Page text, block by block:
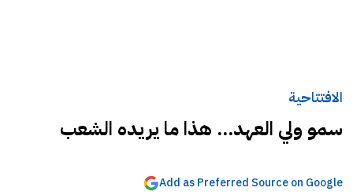
الافتتاحية
سمو ولي العهد... هذا ما يريده الشعب
Add as Preferred Source on Google